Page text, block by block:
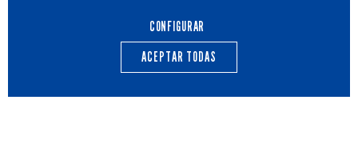
CANTERA ACTUALIDAD
CONFIGURAR
ACEPTAR TODAS